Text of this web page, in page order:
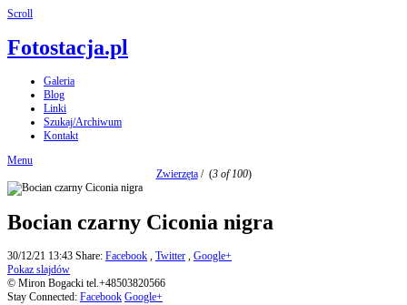
Scroll
Fotostacja.pl
Galeria
Blog
Linki
Szukaj/Archiwum
Kontakt
Menu
Zwierzęta/ (3 of 100)
Bocian czarny Ciconia nigra
30/12/21 13:43 Share: Facebook , Twitter , Google+
Pokaz slajdów
© Miron Bogacki tel.+48503820566
Stay Connected: Facebook Google+